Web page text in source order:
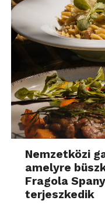
Nemzetközi
amelyre
Fragola
terjeszkedik